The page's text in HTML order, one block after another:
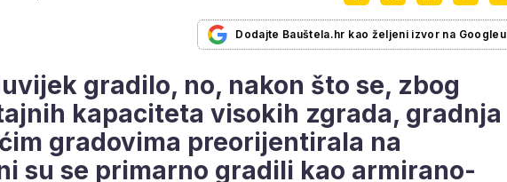
Dodajte Bauštela.hr kao željeni izvor na Googleu
gradilo, no, nakon što se, zbog
kapaciteta visokih zgrada, gradnja
gradovima preorijentirala na
su se primarno gradili kao armirano-